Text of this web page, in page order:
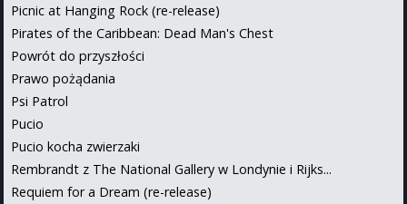
Picnic at Hanging Rock (re-release)
Pirates of the Caribbean: Dead Man's Chest
Powrót do przyszłości
Prawo pożądania
Psi Patrol
Pucio
Pucio kocha zwierzaki
Rembrandt z The National Gallery w Londynie i Rijks...
Requiem for a Dream (re-release)